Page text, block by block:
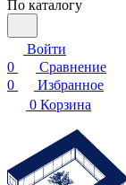
По каталогу
Войти
0
Сравнение
0
Избранное
0 Корзина